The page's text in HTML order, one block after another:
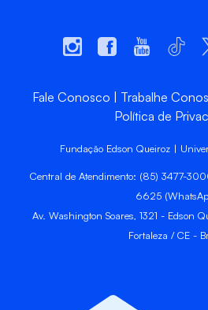
Fale Conosco Trabalhe
Política de
Fundação Edson Queiroz |
Central de Atendimento: (85) 3477-
6625
Av. Washington Soares, 1321 - Edson
Fortaleza / CE -